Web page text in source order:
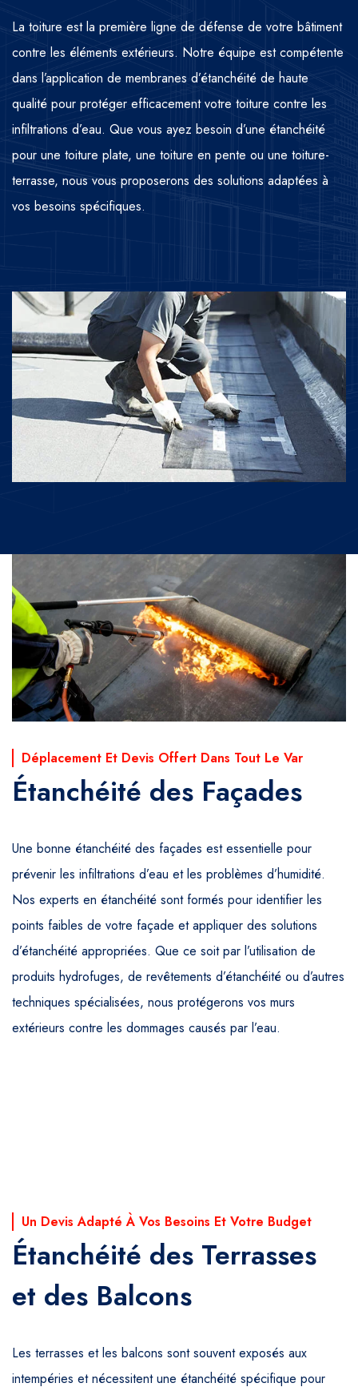
La toiture est la première ligne de défense de votre bâtiment
contre les éléments extérieurs. Notre équipe est compétente
dans l’application de membranes d’étanchéité de haute
qualité pour protéger efficacement votre toiture contre les
infiltrations d’eau. Que vous ayez besoin d’une étanchéité
pour une toiture plate, une toiture en pente ou une toiture-
terrasse, nous vous proposerons des solutions adaptées à
vos besoins spécifiques.
Déplacement Et Devis Offert Dans Tout Le Var
Étanchéité des Façades
Une bonne étanchéité des façades est essentielle pour
prévenir les infiltrations d’eau et les problèmes d’humidité.
Nos experts en étanchéité sont formés pour identifier les
points faibles de votre façade et appliquer des solutions
d’étanchéité appropriées. Que ce soit par l’utilisation de
produits hydrofuges, de revêtements d’étanchéité ou d’autres
techniques spécialisées, nous protégerons vos murs
extérieurs contre les dommages causés par l’eau.
Un Devis Adapté À Vos Besoins Et Votre Budget
Étanchéité des Terrasses
et des Balcons
Les terrasses et les balcons sont souvent exposés aux
intempéries et nécessitent une étanchéité spécifique pour